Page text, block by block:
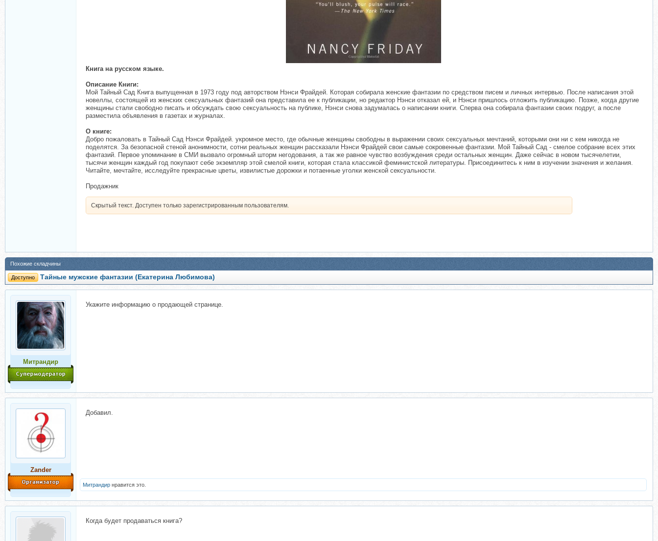
Книга на русском языке.
Описание Книги:
Мой Тайный Сад Книга выпущенная в 1973 году под авторством Нэнси Фрайдей. Которая собирала женские фантазии по средством писем и личных интервью. После написания этой
новеллы, состоящей из женских сексуальных фантазий она представила ее к публикации, но редактор Нэнси отказал ей, и Нэнси пришлось отложить публикацию. Позже, когда другие
женщины стали свободно писать и обсуждать свою сексуальность на публике, Нэнси снова задумалась о написании книги. Сперва она собирала фантазии своих подруг, а после
разместила объявления в газетах и журналах.
О книге:
Добро пожаловать в Тайный Сад Нэнси Фрайдей. укромное место, где обычные женщины свободны в выражении своих сексуальных мечтаний, которыми они ни с кем никогда не
поделятся. За безопасной стеной анонимности, сотни реальных женщин рассказали Нэнси Фрайдей свои самые сокровенные фантазии. Мой Тайный Сад - смелое собрание всех этих
фантазий. Первое упоминание в СМИ вызвало огромный шторм негодования, а так же равное чувство возбуждения среди остальных женщин. Даже сейчас в новом тысячелетии,
тысячи женщин каждый год покупают себе экземпляр этой смелой книги, которая стала классикой феминистской литературы. Присоединитесь к ним в изучении значения и желания.
Читайте, мечтайте, исследуйте прекрасные цветы, извилистые дорожки и потаенные уголки женской сексуальности.
Продажник
Скрытый текст. Доступен только зарегистрированным пользователям.
Похожие складчины
Доступно Тайные мужские фантазии (Екатерина Любимова)
Митрандир
Укажите информацию о продающей странице.
Zander
Добавил.
Митрандир нравится это.
Когда будет продаваться книга?